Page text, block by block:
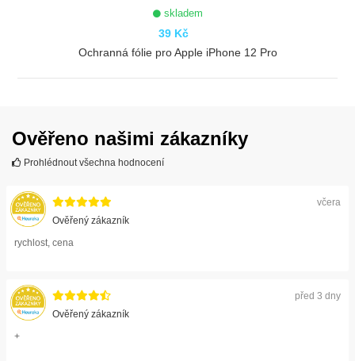
skladem
39 Kč
Ochranná fólie pro Apple iPhone 12 Pro
Ověřeno našimi zákazníky
Prohlédnout všechna hodnocení
včera
Ověřený zákazník
rychlost, cena
před 3 dny
Ověřený zákazník
+